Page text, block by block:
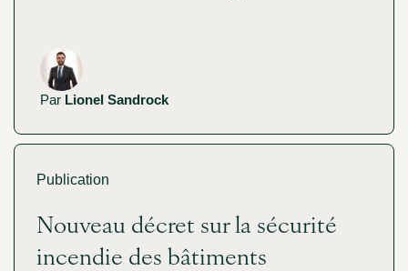
Par Lionel Sandrock
Publication
Nouveau décret sur la sécurité
incendie des bâtiments